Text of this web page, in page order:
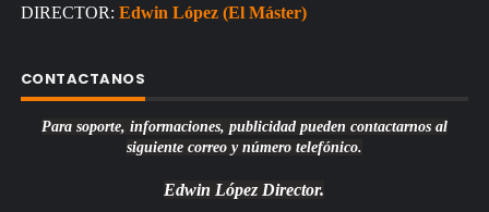
DIRECTOR: Edwin López (El Máster)
CONTACTANOS
Para soporte, informaciones, publicidad pueden contactarnos al
siguiente correo y número telefónico.
Edwin López Director.